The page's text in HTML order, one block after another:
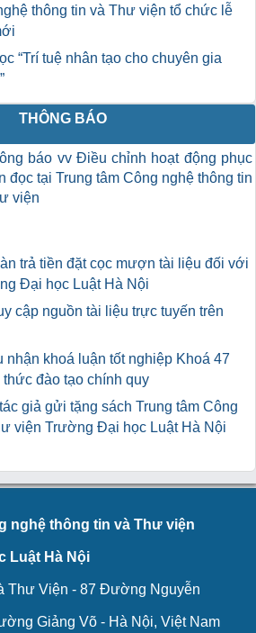
thông tin và Thư viện tổ chức lễ
“Trí tuệ nhân tạo cho chuyên gia
THÔNG BÁO
báo vv Điều chỉnh hoạt động phục
đọc tại Trung tâm Công nghệ thông tin
viện
trả tiền đặt cọc mượn tài liệu đối với
Đại học Luật Hà Nội
cập nguồn tài liệu trực tuyến trên
nhận khoá luận tốt nghiệp Khoá 47
đào tạo chính quy
giả gửi tặng sách Trung tâm Công
viện Trường Đại học Luật Hà Nội
nghệ thông tin và Thư viện
Luật Hà Nội
Thư Viện - 87 Đường Nguyễn
Giảng Võ - Hà Nội, Việt Nam